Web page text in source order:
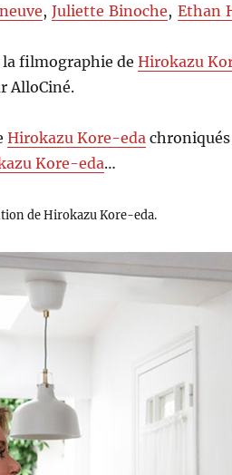
,Juliette Binoche, Ethan
la filmographie deHirokazu
AlloCiné.
Hirokazu Kore-eda
Kore-eda…
de Hirokazu Kore-eda.